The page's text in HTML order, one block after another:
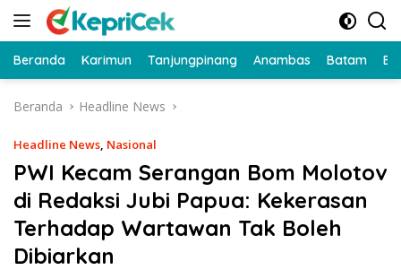
Langsung
Beranda Karimun Tanjungpinang Anambas Batam
Beranda Headline News
Headline News, Nasional
PWI Kecam Serangan Bom Molotov
di Redaksi Jubi Papua: Kekerasan
Terhadap Wartawan Tak Boleh
Dibiarkan